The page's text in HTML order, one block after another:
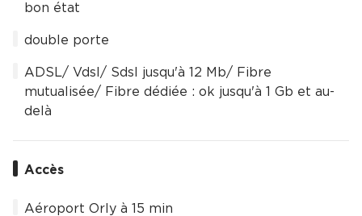
bon état
double porte
ADSL/ Vdsl/ Sdsl jusqu'à 12 Mb/ Fibre
mutualisée/ Fibre dédiée : ok jusqu'à 1 Gb et au-
delà
Accès
Aéroport Orly à 15 min